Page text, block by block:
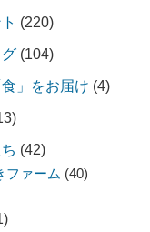
(220)
(104)
」をお届け (4)
(42)
ファーム (40)